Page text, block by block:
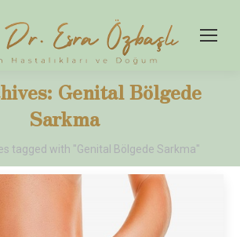
Genital Bölgede
Sarkma
tagged with "Genital Bölgede Sarkma"